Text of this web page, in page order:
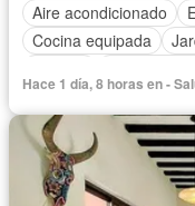
Aire acondicionado
Cocina equipada
Hace 1 día, 8 horas en -